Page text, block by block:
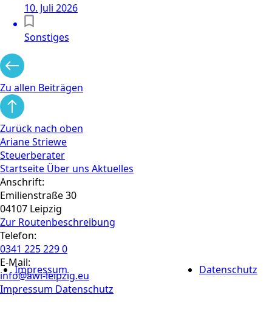
Impressum Datenschutz
10. Juli 2026
Sonstiges
Zu allen Beiträgen
Zurück nach oben
Ariane Striewe
Steuerberater
Startseite Über uns Aktuelles
Anschrift:
Emilienstraße 30
04107 Leipzig
Zur Routen­beschreibung
Telefon:
0341 225 229 0
E-Mail:
info@awi-leipzig.eu
Impressum Datenschutz